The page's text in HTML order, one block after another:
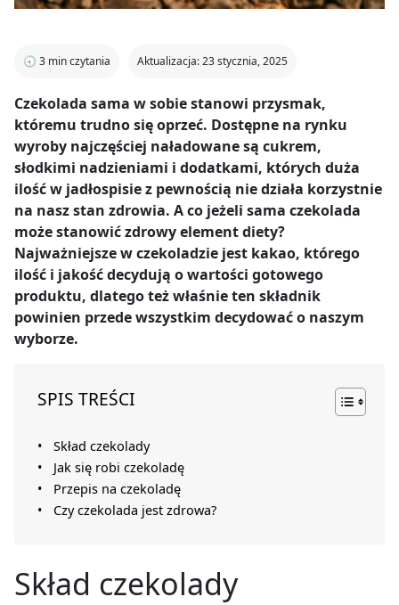
🕣 3 min czytania Aktualizacja: 23 stycznia, 2025
Czekolada sama w sobie stanowi przysmak,
któremu trudno się oprzeć. Dostępne na rynku
wyroby najczęściej naładowane są cukrem,
słodkimi nadzieniami i dodatkami, których duża
ilość w jadłospisie z pewnością nie działa korzystnie
na nasz stan zdrowia. A co jeżeli sama czekolada
może stanowić zdrowy element diety?
Najważniejsze w czekoladzie jest kakao, którego
ilość i jakość decydują o wartości gotowego
produktu, dlatego też właśnie ten składnik
powinien przede wszystkim decydować o naszym
wyborze.
SPIS TREŚCI
Skład czekolady
Jak się robi czekoladę
Przepis na czekoladę
Czy czekolada jest zdrowa?
Skład czekolady